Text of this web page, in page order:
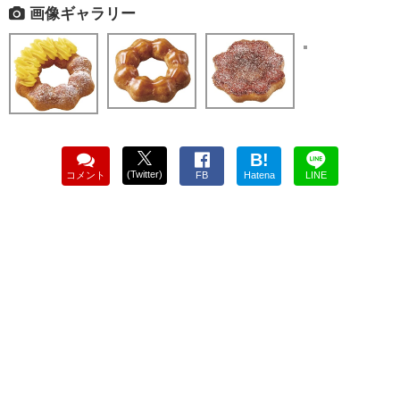
画像ギャラリー
コメント (Twitter) FB
B!
Hatena LINE